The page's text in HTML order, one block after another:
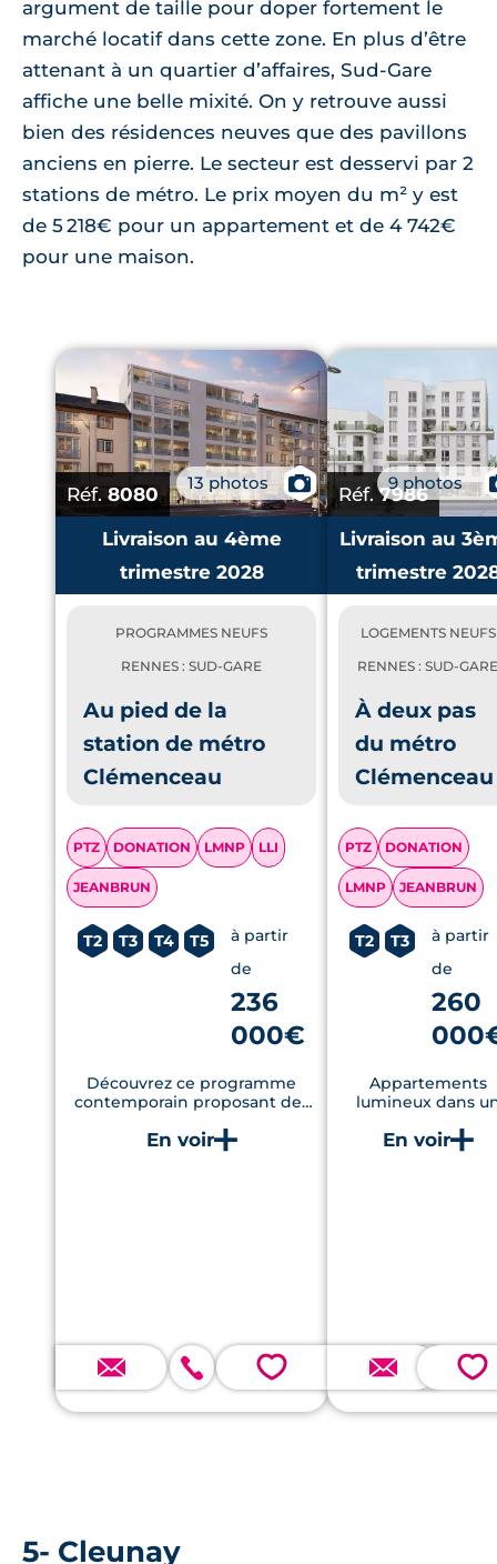
argument de taille pour doper fortement le
marché locatif dans cette zone. En plus d’être
attenant à un quartier d’affaires, Sud-Gare
affiche une belle mixité. On y retrouve aussi
bien des résidences neuves que des pavillons
anciens en pierre. Le secteur est desservi par 2
stations de métro. Le prix moyen du m² y est
de 5 218€ pour un appartement et de 4 742€
pour une maison.
Réf. 8080
13 photos 📷
Livraison au 4ème
trimestre 2028
PROGRAMMES NEUFS
RENNES : SUD-GARE
Au pied de la
station de métro
Clémenceau
PTZ DONATION LMNP LLI
JEANBRUN
T2 T3 T4 T5
à partir
de
236
000€
Découvrez ce programme
contemporain proposant des
situé à Rennes
💗
Réf.7986
9 photos
Livraison au
trimestre
LOGEMENTS NEUFS
RENNES : SUD-GARE
À deux pas
du métro
Clémenceau
PTZ DONATION
LMNP JEANBRUN
T2 T3
à partir
de
260
Appartements
lumineux dans
proche des
💗
5- Cleunay